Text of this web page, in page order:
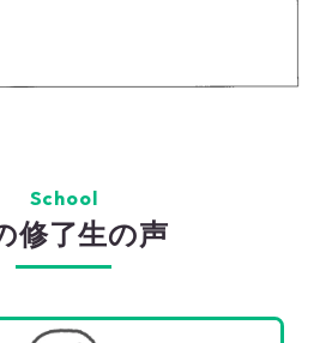
School
修了生の声